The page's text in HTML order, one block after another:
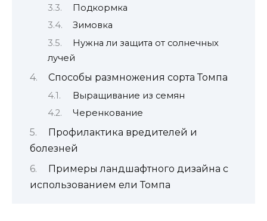
Подкормка
Зимовка
Нужна ли защита от солнечных
лучей
Способы размножения сорта Томпа
Выращивание из семян
Черенкование
Профилактика вредителей и
болезней
Примеры ландшафтного дизайна с
использованием ели Томпа